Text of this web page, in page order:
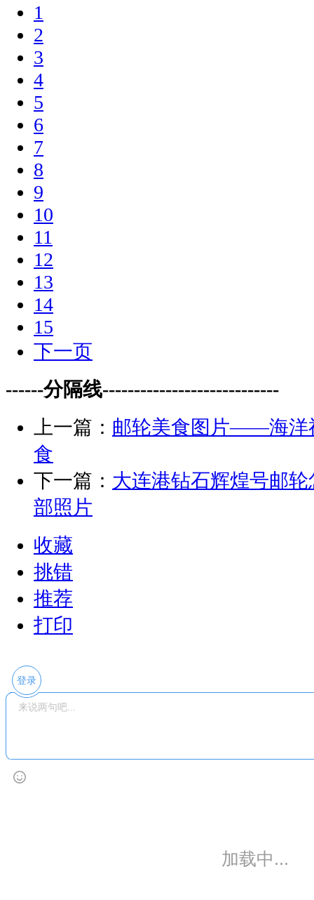
1
2
3
4
5
6
7
8
9
10
11
12
13
14
15
下一页
------分隔线----------------------------
上一篇： 邮轮美食图片——海洋
食
下一篇： 大连港钻石辉煌号邮
部照片
收藏
挑错
推荐
打印
登录